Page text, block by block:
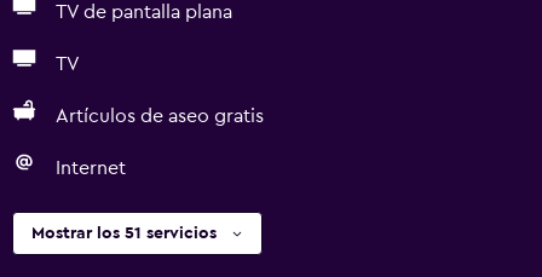
TV de pantalla plana
TV
Artículos de aseo gratis
Internet
Mostrar los 51 servicios